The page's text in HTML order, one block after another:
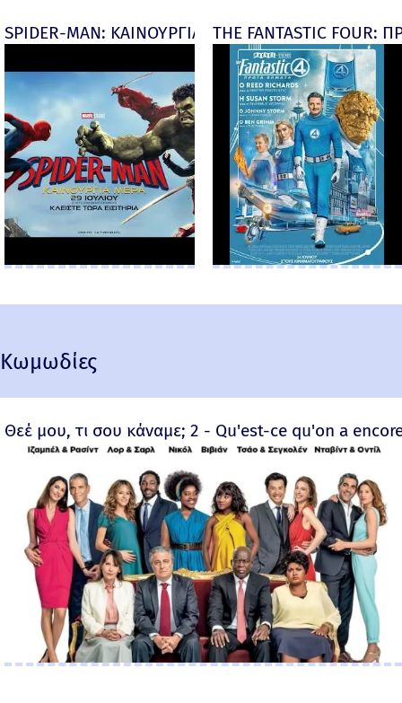
SPIDER-MAN: ΚΑΙΝΟΥΡΓΙΑ ΜΕΡΑ (Spider-Man:
THE FANTASTIC
Κωμωδίες
Θεέ μου, τι σου κάναμε; 2 - Qu'est-ce qu'on a